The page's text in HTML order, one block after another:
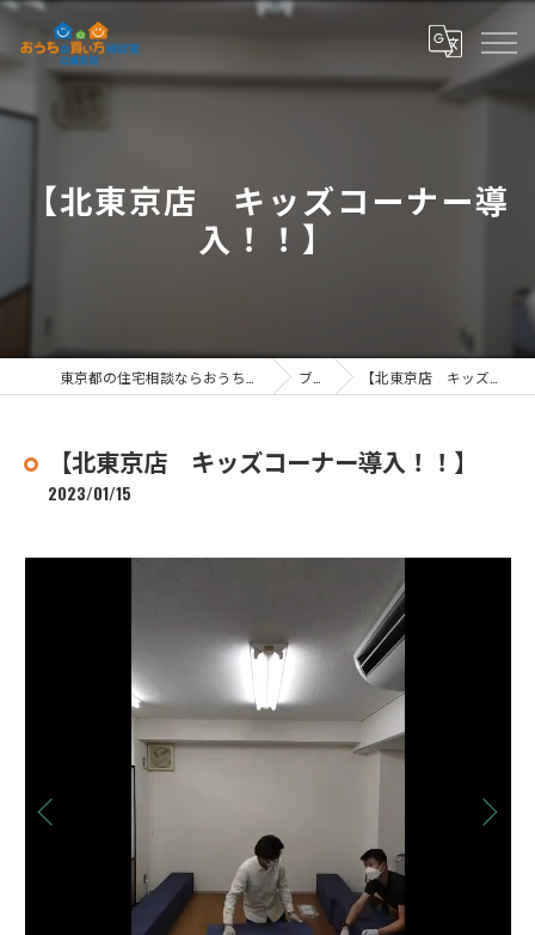
【北東京店 キッズコーナー導
入！！】
ブログ 【北東京店 キッズコーナー導入！！】
【北東京店 キッズコーナー導入！！】
2023/01/15